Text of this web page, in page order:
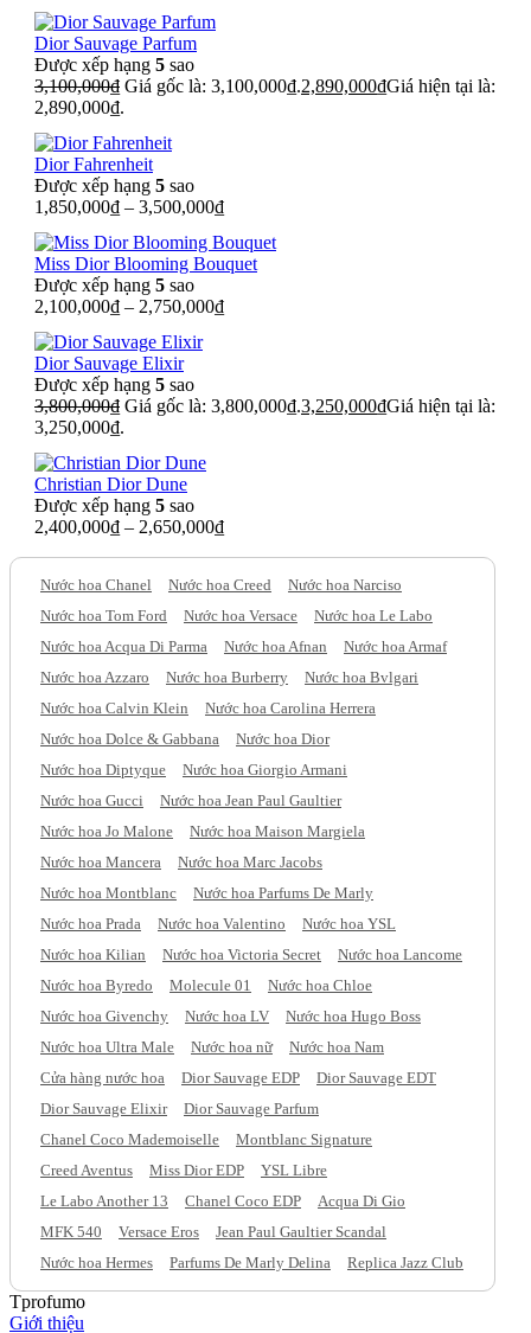
Dior Sauvage Parfum
Được xếp hạng 5 sao
3,100,000₫ Giá gốc là: 3,100,000₫.2,890,000₫Giá hiện tại là:
2,890,000₫.
Dior Fahrenheit
Được xếp hạng 5 sao
1,850,000₫ – 3,500,000₫
Miss Dior Blooming Bouquet
Được xếp hạng 5 sao
2,100,000₫ – 2,750,000₫
Dior Sauvage Elixir
Được xếp hạng 5 sao
3,800,000₫ Giá gốc là: 3,800,000₫.3,250,000₫Giá hiện tại là:
3,250,000₫.
Christian Dior Dune
Được xếp hạng 5 sao
2,400,000₫ – 2,650,000₫
Nước hoa Chanel Nước hoa Creed
Nước hoa Narciso
Nước hoa Tom Ford
Nước hoa Versace
Nước hoa Le Labo
Nước hoa Acqua Di Parma
Nước hoa Afnan
Nước hoa Armaf
Nước hoa Azzaro
Nước hoa Burberry
Nước hoa Bvlgari
Nước hoa Calvin Klein
Nước hoa Carolina Herrera
Nước hoa Dolce & Gabbana
Nước hoa Dior
Nước hoa Diptyque
Nước hoa Giorgio Armani
Nước hoa Gucci
Nước hoa Jean Paul Gaultier
Nước hoa Jo Malone
Nước hoa Maison Margiela
Nước hoa Mancera
Nước hoa Marc Jacobs
Nước hoa Montblanc
Nước hoa Parfums De Marly
Nước hoa Prada
Nước hoa Valentino
Nước hoa YSL
Nước hoa Kilian
Nước hoa Victoria Secret
Nước hoa Lancome
Nước hoa Byredo
Molecule 01
Nước hoa Chloe
Nước hoa Givenchy
Nước hoa LV
Nước hoa Hugo Boss
Nước hoa Ultra Male
Nước hoa nữ
Nước hoa Nam
Cửa hàng nước hoa
Dior Sauvage EDP
Dior Sauvage EDT
Dior Sauvage Elixir
Dior Sauvage Parfum
Chanel Coco Mademoiselle
Montblanc Signature
Creed Aventus
Miss Dior EDP
YSL Libre
Le Labo Another 13
Chanel Coco EDP
Acqua Di Gio
MFK 540
Versace Eros
Jean Paul Gaultier Scandal
Nước hoa Hermes
Parfums De Marly Delina Replica Jazz Club
Tprofumo
Giới thiệu